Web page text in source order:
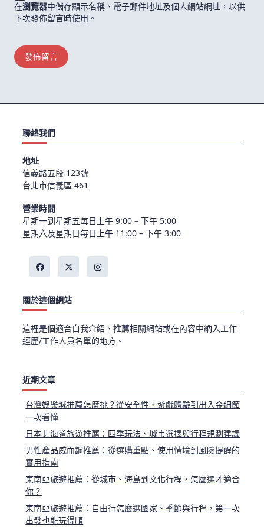
在瀏覽器中儲存顯示名稱、電子郵件地址及個人網站網址，以供
下次發佈留言時使用。
聯絡我們
地址
信義路五段 123號
台北市信義區 461
營業時間
星期一到星期五每日上午 9:00 – 下午 5:00
星期六及星期日每日上午 11:00 – 下午 3:00
關於這個網站
這裡是個適合自我介紹、推薦相關網站或在內容中納入工作
經歷/工作人員名單的地方。
近期文章
台灣娛樂城推薦怎麼挑？從安全性、遊戲體驗到出入金細節
一次看懂
日本北海道旅遊推薦：四季玩法、城市選擇與行程規劃建議
男性產品威而鋼推薦：從選購重點、使用情境到風險提醒的
實用指南
東南亞旅遊推薦：從城市、海島到文化行程，怎麼選才適合
你？
東南亞旅遊推薦：自由行怎麼選國家、季節與行程，第一次
出發也能玩得順